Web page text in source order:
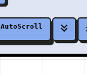
AutoScroll